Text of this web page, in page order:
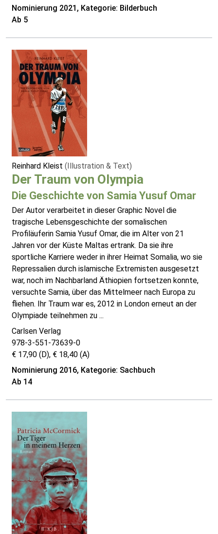
Nominierung 2021, Kategorie: Bilderbuch
Ab 5
Reinhard Kleist (Illustration & Text)
Der Traum von Olympia
Die Geschichte von Samia Yusuf Omar
Der Autor verarbeitet in dieser Graphic Novel die
tragische Lebensgeschichte der somalischen
Profiläuferin Samia Yusuf Omar, die im Alter von 21
Jahren vor der Küste Maltas ertrank. Da sie ihre
sportliche Karriere weder in ihrer Heimat Somalia, wo sie
Repressalien durch islamische Extremisten ausgesetzt
war, noch im Nachbarland Äthiopien fortsetzen konnte,
versuchte Samia, über das Mittelmeer nach Europa zu
fliehen. Ihr Traum war es, 2012 in London erneut an der
Olympiade teilnehmen zu ...
Carlsen Verlag
978-3-551-73639-0
€ 17,90 (D), € 18,40 (A)
Nominierung 2016, Kategorie: Sachbuch
Ab 14